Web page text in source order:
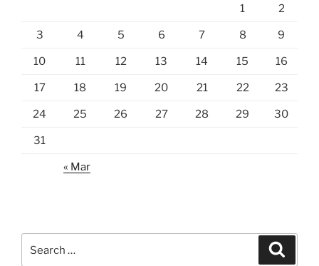
1 2
3 4 5 6 7 8 9
10 11 12 13 14 15 16
17 18 19 20 21 22 23
24 25 26 27 28 29 30
31
« Mar
for: